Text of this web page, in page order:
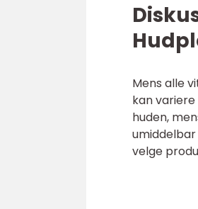
Mens alle
kan
huden,
velge